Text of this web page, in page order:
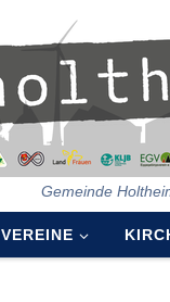
Gemeinde
VEREINE